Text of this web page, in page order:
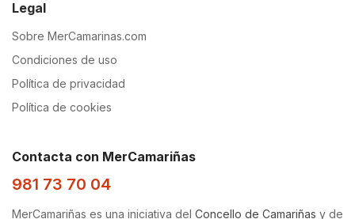
Legal
Sobre MerCamarinas.com
Condiciones de uso
Política de privacidad
Política de cookies
Contacta con MerCamariñas
981 73 70 04
MerCamariñas es una iniciativa del Concello de Camariñas y de